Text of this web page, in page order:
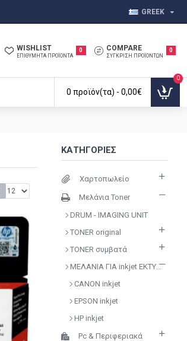
GREEK
WISHLIST
ΕΠΙΘΥΜΗΤΆ ΠΡΟΪΌΝΤΑ
0 COMPARE
ΣΎΓΚΡΙΣΗ ΠΡΟΪΌΝΤΩΝ
0
0 προϊόν(τα) - 0,00€
0
ΚΑΤΗΓΟΡΊΕΣ
Χαρτοπωλείο
Μελάνια Toner
DRUM - IMAGING UNIT
TONER original
TONER συμβατά
ΜΕΛΑΝΙΑ ΓΙΑ inkjet ΕΚΤΥΠΩΤΕΣ
CANON inkjet
EPSON inkjet
HP inkjet
Pc & Περιφεριακά